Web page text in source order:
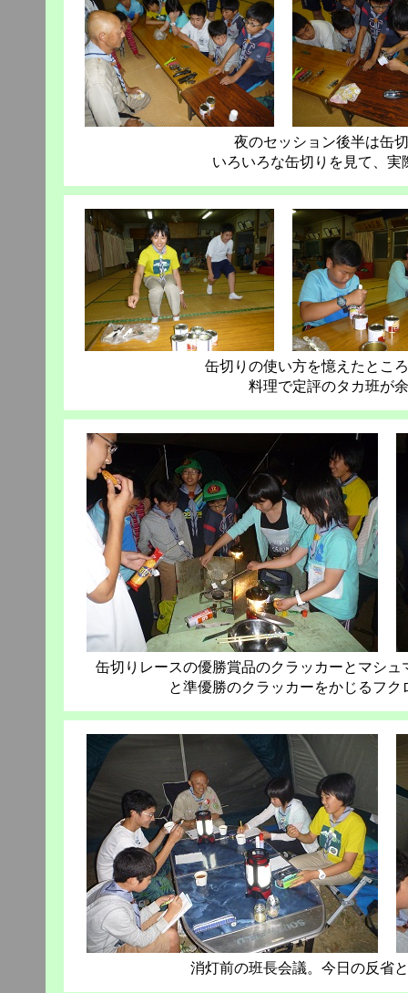
夜のセッション後半は缶
いろいろな缶切りを見て、
缶切りの使い方を憶えたとこ
料理で定評のタカ班が
缶切りレースの優勝賞品のクラッカーとマシ
と準優勝のクラッカーをかじるフ
消灯前の班長会議。今日の反省